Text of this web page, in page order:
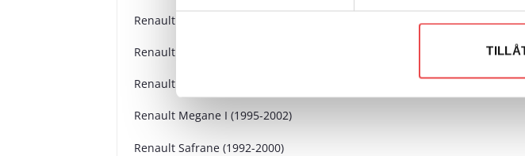
Renault Espace I (1984-1991)
Renault Kangoo I (1997-2008)
Renault Laguna I (1994-2001)
Renault Megane I (1995-2002)
Renault Safrane (1992-2000)